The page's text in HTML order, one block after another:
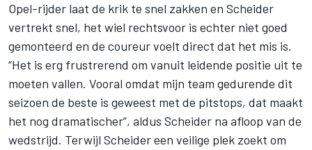
Opel-rijder laat de krik te snel zakken en Scheider
vertrekt snel, het wiel rechtsvoor is echter niet goed
gemonteerd en de coureur voelt direct dat het mis is.
“Het is erg frustrerend om vanuit leidende positie uit te
moeten vallen. Vooral omdat mijn team gedurende dit
seizoen de beste is geweest met de pitstops, dat maakt
het nog dramatischer”, aldus Scheider na afloop van de
wedstrijd. Terwijl Scheider een veilige plek zoekt om